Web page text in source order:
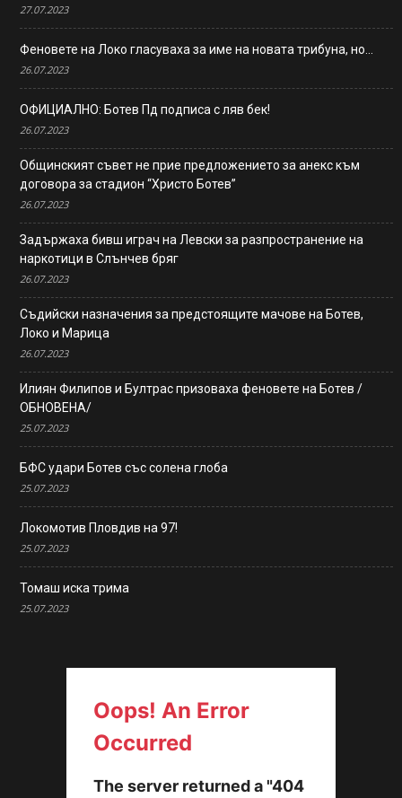
27.07.2023
Феновете на Локо гласуваха за име на новата трибуна, но…
26.07.2023
ОФИЦИАЛНО: Ботев Пд подписа с ляв бек!
26.07.2023
Общинският съвет не прие предложението за анекс към
договора за стадион “Христо Ботев”
26.07.2023
Задържаха бивш играч на Левски за разпространение на
наркотици в Слънчев бряг
26.07.2023
Съдийски назначения за предстоящите мачове на Ботев,
Локо и Марица
26.07.2023
Илиян Филипов и Бултрас призоваха феновете на Ботев /
ОБНОВЕНА/
25.07.2023
БФС удари Ботев със солена глоба
25.07.2023
Локомотив Пловдив на 97!
25.07.2023
Томаш иска трима
25.07.2023